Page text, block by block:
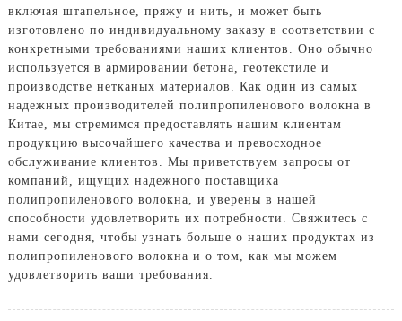
включая штапельное, пряжу и нить, и может быть
изготовлено по индивидуальному заказу в соответствии с
конкретными требованиями наших клиентов. Оно обычно
используется в армировании бетона, геотекстиле и
производстве нетканых материалов. Как один из самых
надежных производителей полипропиленового волокна в
Китае, мы стремимся предоставлять нашим клиентам
продукцию высочайшего качества и превосходное
обслуживание клиентов. Мы приветствуем запросы от
компаний, ищущих надежного поставщика
полипропиленового волокна, и уверены в нашей
способности удовлетворить их потребности. Свяжитесь с
нами сегодня, чтобы узнать больше о наших продуктах из
полипропиленового волокна и о том, как мы можем
удовлетворить ваши требования.